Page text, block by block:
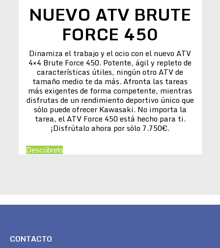
NUEVO ATV BRUTE
FORCE 450
Dinamiza el trabajo y el ocio con el nuevo ATV
4×4 Brute Force 450. Potente, ágil y repleto de
características útiles, ningún otro ATV de
tamaño medio te da más. Afronta las tareas
más exigentes de forma competente, mientras
disfrutas de un rendimiento deportivo único que
sólo puede ofrecer Kawasaki. No importa la
tarea, el ATV Force 450 está hecho para ti.
¡Disfrútalo ahora por sólo 7.750€.
Descúbrelo
CONTACTO